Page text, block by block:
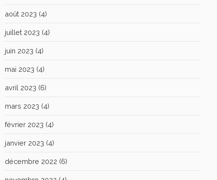
août 2023 (4)
juillet 2023 (4)
juin 2023 (4)
mai 2023 (4)
avril 2023 (6)
mars 2023 (4)
février 2023 (4)
janvier 2023 (4)
décembre 2022 (6)